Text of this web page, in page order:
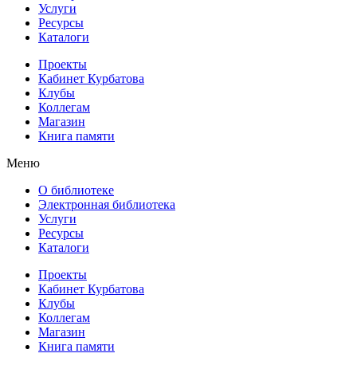
Услуги
Ресурсы
Каталоги
Проекты
Кабинет Курбатова
Клубы
Коллегам
Магазин
Книга памяти
Меню
О библиотеке
Электронная библиотека
Услуги
Ресурсы
Каталоги
Проекты
Кабинет Курбатова
Клубы
Коллегам
Магазин
Книга памяти